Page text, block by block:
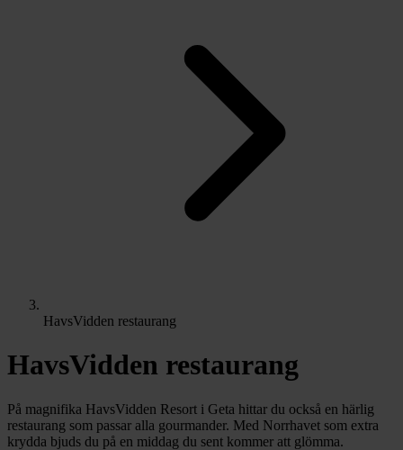
HavsVidden restaurang
HavsVidden restaurang
På magnifika HavsVidden Resort i Geta hittar du också en härlig
restaurang som passar alla gourmander. Med Norrhavet som extra
krydda bjuds du på en middag du sent kommer att glömma.